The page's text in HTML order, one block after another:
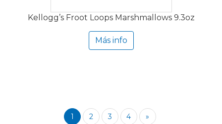
Kellogg’s Froot Loops Marshmallows 9.3oz
Más info
1 2 3 4 »